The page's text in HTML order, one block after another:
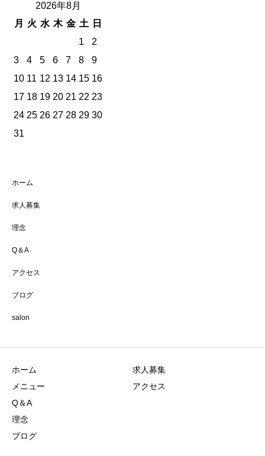
2026年8月
月
火 水 木 金 土
日
1
2
3
4 5 6 7 8
9
10 11 12 13 14 15 16
17 18 19 20 21 22 23
24 25 26 27 28 29 30
31
ホーム
求人募集
理念
Q＆A
アクセス
ブログ
salon
ホーム
メニュー
Q＆A
理念
ブログ
求人募集
アクセス